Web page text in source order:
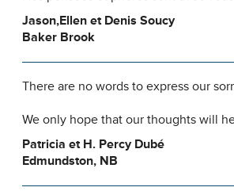
Jason,Ellen et Denis Soucy
Baker Brook
There are no words to express our
We only hope that our thoughts will
Patricia et H. Percy Dubé
Edmundston, NB